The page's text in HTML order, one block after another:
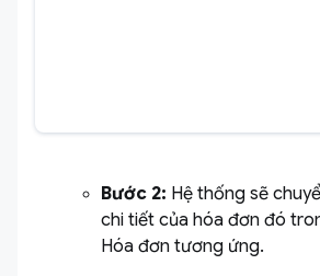
Bước 2: Hệ thống sẽ
chi tiết của hóa đơn đó
Hóa đơn tương ứng.